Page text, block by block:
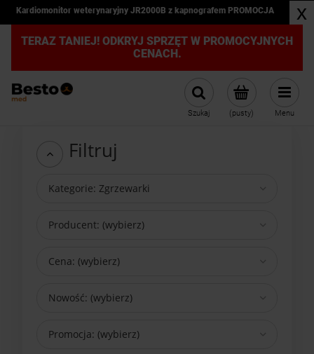
Kardiomonitor weterynaryjny JR2000B z kapnografem PROMOCJA x
TERAZ TANIEJ! ODKRYJ SPRZĘT W PROMOCYJNYCH
CENACH.
(pusty)
Szukaj Menu
Filtruj
Kategorie: Zgrzewarki
Producent: (wybierz)
Cena: (wybierz)
Nowość: (wybierz)
Promocja: (wybierz)